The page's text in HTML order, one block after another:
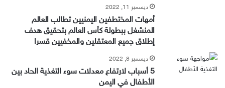
ديسمبر 11, 2022
أمهات المختطفين اليمنيين تطالب العالم
المنشغل ببطولة كأس العالم بتحقيق هدف
إطلاق جميع المعتقلين والمخفيين قسرا
ديسمبر 8, 2022
5 أسباب لارتفاع معدلات سوء التغذية الحاد بين
الأطفال في اليمن